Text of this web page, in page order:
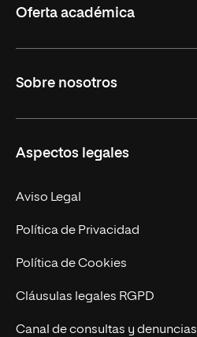
Oferta académica
Másteres Oficiales
Másteres Propios
Doctorados
Experto Universitario
Postgrados
Cursos Universitarios
Sobre nosotros
Facultades
Nuestro Equipo
Trabaja en UNIR
Actualidad
UNIR Revista
Eventos
Aspectos legales
Aviso Legal
Política de Privacidad
Política de Cookies
Cláusulas legales RGPD
Canal de consultas y denuncias